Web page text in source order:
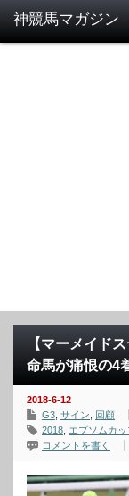
【マーメイド
命馬が痛恨の4
2018-6-12
G3 サイン
回顧
2018 エプソムカッ
コメントを書く